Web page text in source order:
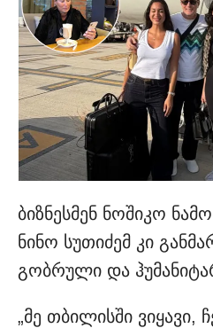
ბიზ­ნეს­მენ ნო­ში­კო
ნინო სუ­თი­ძემ კი
გობ­რუ­ლი და
„მე თბი­ლის­ში ვი­ყა­ვი,